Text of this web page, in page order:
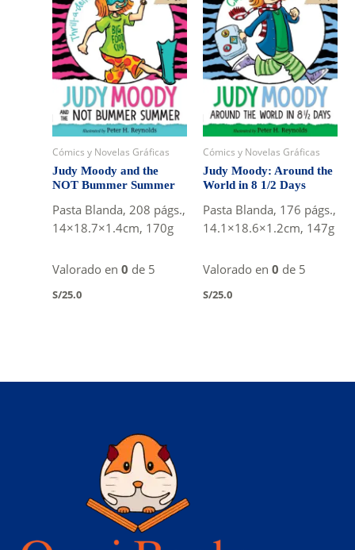
Cómics y Novelas Gráficas
Judy Moody and the
NOT Bummer Summer
Pasta Blanda, 208 págs.,
14×18.7×1.4cm, 170g
Valorado en0 de 5
S/25.0
Cómics y Novelas Gráficas
Judy Moody: Around the
World in 8 1/2 Days
Pasta Blanda, 176 págs.,
14.1×18.6×1.2cm, 147g
Valorado en 0 de 5
S/25.0